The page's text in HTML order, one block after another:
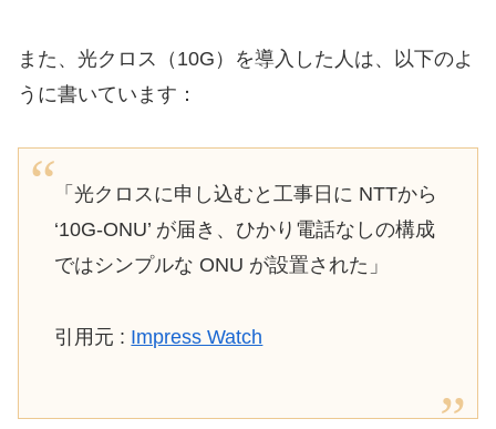
また、光クロス（10G）を導入した人は、以下のよ
うに書いています：
「光クロスに申し込むと工事日に NTTから
‘10G-ONU’ が届き、ひかり電話なしの構成
ではシンプルな ONU が設置された」
引用元 : Impress Watch